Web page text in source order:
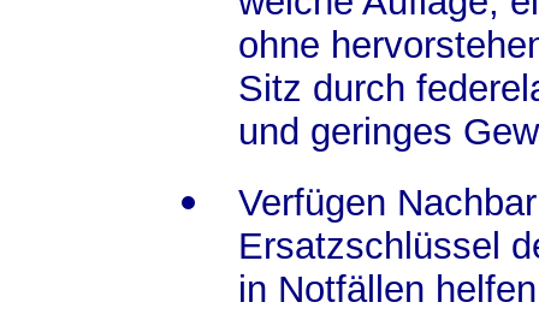
ohne
Sitz durch
und geringes
Verfügen
Ersatzschlüssel
in Notfällen